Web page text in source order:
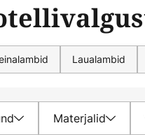
Laualambid
Materjalid